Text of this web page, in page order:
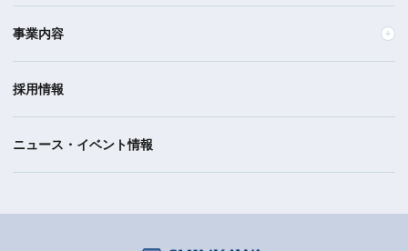
事業内容
採用情報
ニュース・イベント情報